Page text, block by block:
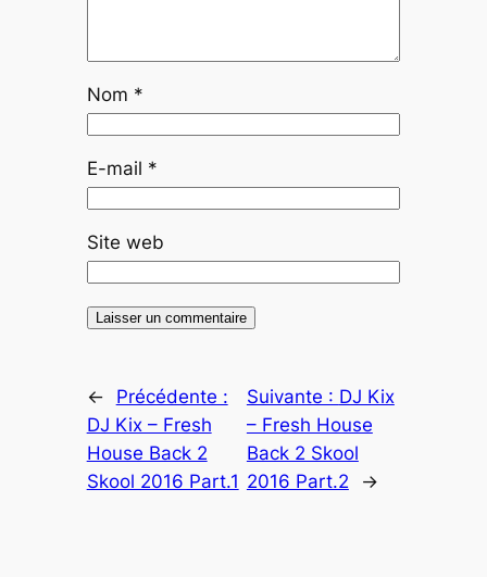
Nom *
E-mail *
Site web
←
Précédente :
DJ Kix – Fresh
House Back 2
Skool 2016 Part.1
Suivante : DJ Kix
– Fresh House
Back 2 Skool
2016 Part.2
→